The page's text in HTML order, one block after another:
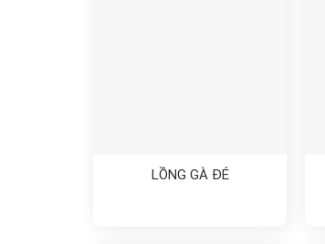
LỒNG GÀ ĐẺ